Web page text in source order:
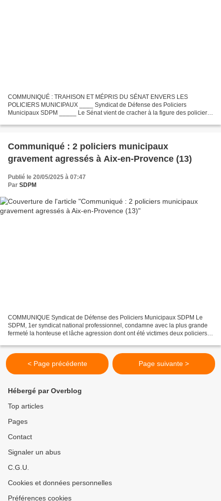
COMMUNIQUÉ : TRAHISON ET MÉPRIS DU SÉNAT ENVERS LES
POLICIERS MUNICIPAUX ____ Syndicat de Défense des Policiers
Municipaux SDPM _____ Le Sénat vient de cracher à la figure des policiers
Communiqué : 2 policiers municipaux
gravement agressés à Aix-en-Provence (13)
Publié le 20/05/2025 à 07:47
Par SDPM
COMMUNIQUE Syndicat de Défense des Policiers Municipaux SDPM Le
SDPM, 1er syndicat national professionnel, condamne avec la plus grande
fermeté la honteuse et lâche agression dont ont été victimes deux policiers
< Page précédente Page suivante >
Hébergé par Overblog
Top articles
Pages
Contact
Signaler un abus
C.G.U.
Cookies et données personnelles
Préférences cookies